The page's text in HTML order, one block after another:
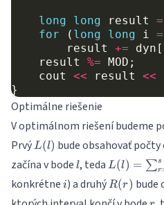
long long result =
for
( long long i =
result
+= dyn [
result
%= MOD ;
cout
<< result <<
}
Optimálne riešenie
V optimálnom riešení budeme
Prvý L(l)
L(l) bude obsahovať
začína v bode l
l, teda
D(i,l,r)
L(l) = ∑r
s
konkrétne i
i) a druhý R(r)
R(r) bude
r